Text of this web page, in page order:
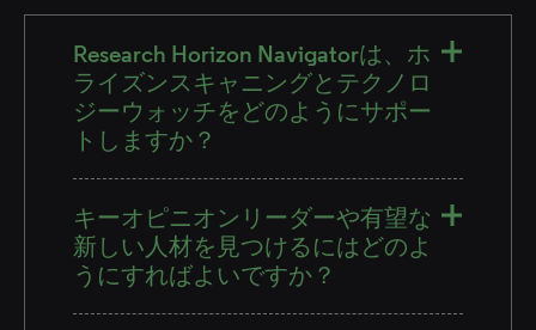
Research Horizon Navigatorは、ホ
ライズンスキャニングとテクノロ
ジーウォッチをどのようにサポー
トしますか？
キーオピニオンリーダーや有望な
新しい人材を見つけるにはどのよ
うにすればよいですか？